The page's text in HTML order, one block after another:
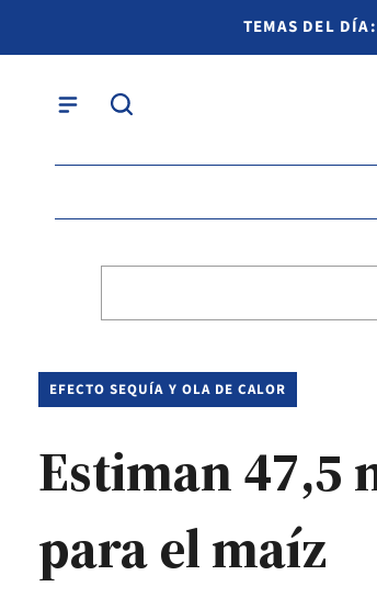
TEMAS DEL DÍA:
EFECTO SEQUÍA Y OLA DE CALOR
Estiman 47,5
para el maíz